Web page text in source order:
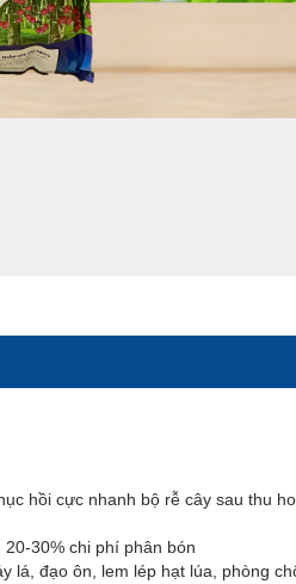
hồi cực nhanh bộ rễ cây sau thu
30% chi phí phân bón
lá, đạo ôn, lem lép hạt lúa, phòng